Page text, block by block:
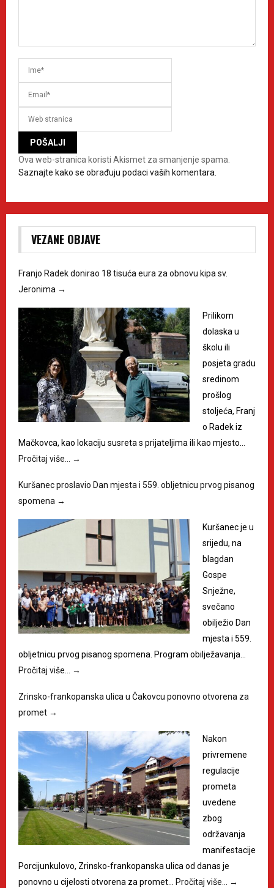
Ova web-stranica koristi Akismet za smanjenje spama.
Saznajte kako se obrađuju podaci vaših komentara.
VEZANE OBJAVE
Franjo Radek donirao 18 tisuća eura za obnovu kipa sv.
Jeronima →
Prilikom
dolaska u
školu ili
posjeta gradu
sredinom
prošlog
stoljeća, Franj
o Radek iz
Mačkovca, kao lokaciju susreta s prijateljima ili kao mjesto…
Pročitaj više…
→
Kuršanec proslavio Dan mjesta i 559. obljetnicu prvog pisanog
spomena →
Kuršanec je u
srijedu, na
blagdan
Gospe
Snježne,
svečano
obilježio Dan
mjesta i 559.
obljetnicu prvog pisanog spomena. Program obilježavanja…
Pročitaj više…
→
Zrinsko-frankopanska ulica u Čakovcu ponovno otvorena za
promet →
Nakon
privremene
regulacije
prometa
uvedene
zbog
održavanja
manifestacije
Porcijunkulovo, Zrinsko-frankopanska ulica od danas je
ponovno u cijelosti otvorena za promet…
Pročitaj više… →